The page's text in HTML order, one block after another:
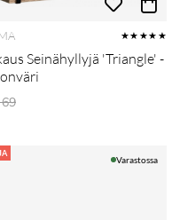
★★★★★
Seinähyllyjä 'Triangle' -
hinta
Varastossa